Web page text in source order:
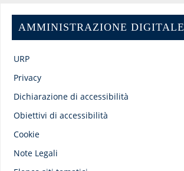
AMMINISTRAZIONE DIGITALE
URP
Privacy
Dichiarazione di accessibilità
Obiettivi di accessibilità
Cookie
Note Legali